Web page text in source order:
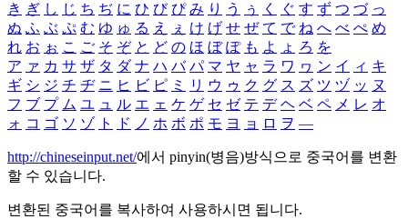
き ぎ し じ ち ぢ に ひ び ぴ み り う ぅ く ぐ す ず つ づ っ
ぬ ふ ぶ ぷ む ゆ ゅ る え ぇ け げ せ ぜ て で ね へ べ ぺ め
れ お ぉ こ ご そ ぞ と ど の ほ ぼ ぽ も よ ょ ろ を
ア ァ カ サ ザ タ ダ ナ ハ バ パ マ ヤ ャ ラ ワ ヮ ン イ ィ キ
ギ シ ジ チ ヂ ニ ヒ ビ ピ ミ リ ウ ゥ ク グ ス ズ ツ ヅ ッ ヌ
フ ブ プ ム ユ ュ ル エ ェ ケ ゲ セ ゼ テ デ ヘ ベ ペ メ レ オ
ォ コ ゴ ソ ゾ ト ド ノ ホ ボ ポ モ ヨ ョ ロ ヲ ―
http://chineseinput.net/에서 pinyin(병음)방식으로 중국어를 변환
할 수 있습니다.
변환된 중국어를 복사하여 사용하시면 됩니다.